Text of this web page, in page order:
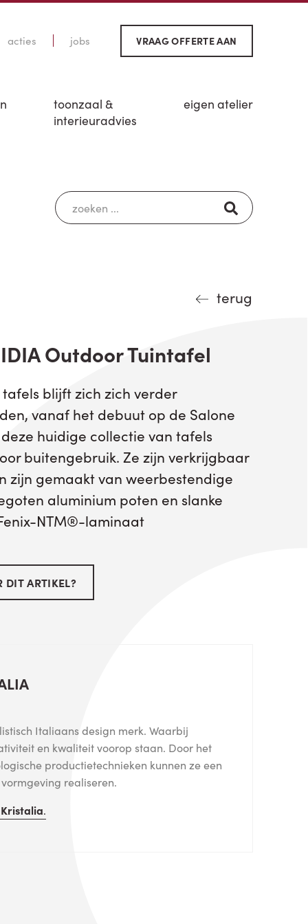
acties jobs VRAAG OFFERTE AAN
toonzaal &
interieuradvies
eigen atelier
terug
Outdoor Tuintafel
blijft zich zich verder
vanaf het debuut op de Salone
huidige collectie van tafels
buitengebruik. Ze zijn verkrijgbaar
zijn gemaakt van weerbestendige
aluminium poten en slanke
NTM®-laminaat
DIT ARTIKEL?
Italiaans design merk. Waarbij
en kwaliteit voorop staan. Door het
productietechnieken kunnen ze een
realiseren.
Kristalia.